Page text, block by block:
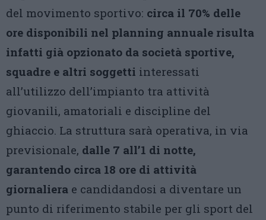
del movimento sportivo: circa il 70% delle
ore disponibili nel planning annuale risulta
infatti già opzionato da società sportive,
squadre e altri soggetti interessati
all’utilizzo dell’impianto tra attività
giovanili, amatoriali e discipline del
ghiaccio. La struttura sarà operativa, in via
previsionale, dalle 7 all’1 di notte,
garantendo circa 18 ore di attività
giornaliera e candidandosi a diventare un
punto di riferimento stabile per gli sport del